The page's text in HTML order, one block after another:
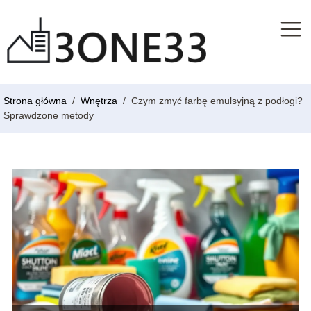
Strona główna / Wnętrza / Czym zmyć farbę emulsyjną z podłogi?
Sprawdzone metody